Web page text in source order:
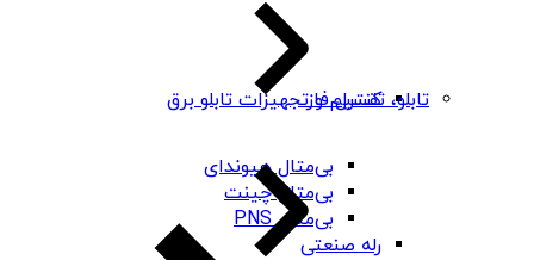
بی‌متال هیوندای
بی‌متال چینت
بی‌متال PNS
رله صنعتی
کنترل فاز
تابلو، تقسیم و تجهیزات تابلو برق